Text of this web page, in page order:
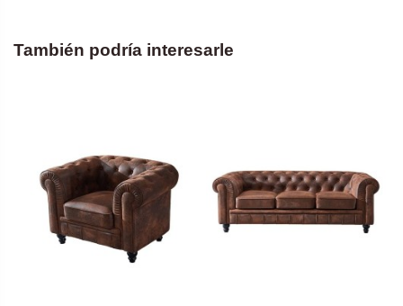
También podría interesarle